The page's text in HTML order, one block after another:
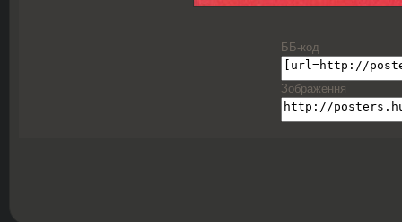
ББ-код
Зображення